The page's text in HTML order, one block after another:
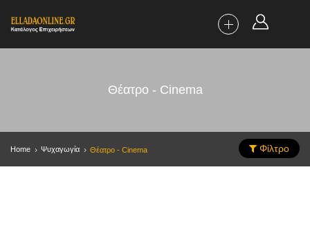
Θέατρο - Cinema
Home Ψυχαγωγία Θέατρο - Cinema Φίλτρο